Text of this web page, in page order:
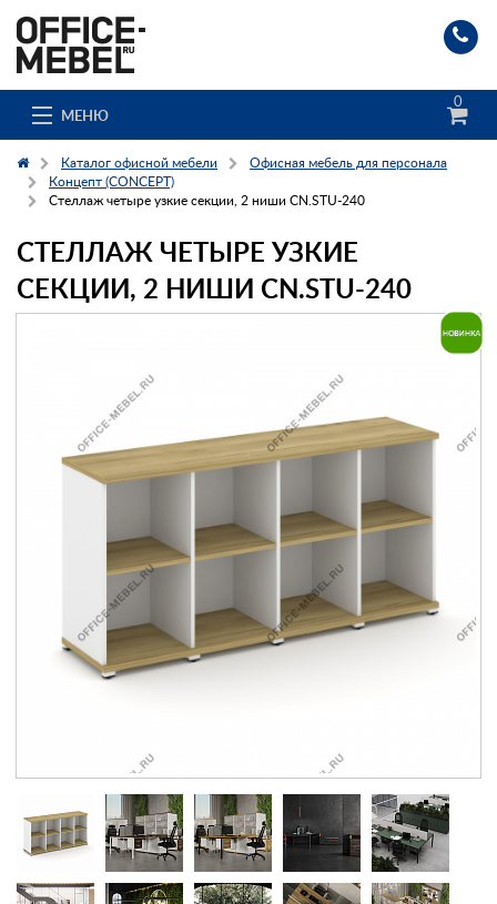
МЕНЮ
0
О компании
Заказ каталога
Заказать обратный звонок
Каталог офисной мебели
Офисная мебель для персонала
Концепт (CONCEPT)
Стеллаж четыре узкие секции, 2 ниши CN.STU-240
СТЕЛЛАЖ ЧЕТЫРЕ УЗКИЕ
СЕКЦИИ, 2 НИШИ CN.STU-240